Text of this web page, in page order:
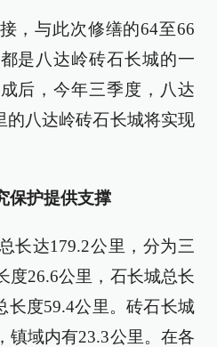
，与此次修缮的64至66
是八达岭砖石长城的一
后，今年三季度，八达
的八达岭砖石长城将实现
保护提供支撑
长达179.2公里，分为三
度26.6公里，石长城总长
长度59.4公里。砖石长城
镇域内有23.3公里。在各